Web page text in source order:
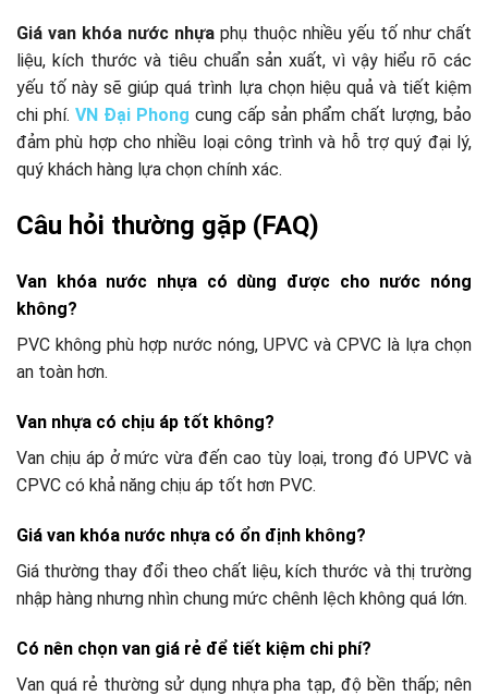
Giá van khóa nước nhựa phụ thuộc nhiều yếu tố như chất
liệu, kích thước và tiêu chuẩn sản xuất, vì vậy hiểu rõ các
yếu tố này sẽ giúp quá trình lựa chọn hiệu quả và tiết kiệm
chi phí. VN Đại Phong cung cấp sản phẩm chất lượng, bảo
đảm phù hợp cho nhiều loại công trình và hỗ trợ quý đại lý,
quý khách hàng lựa chọn chính xác.
Câu hỏi thường gặp (FAQ)
Van khóa nước nhựa có dùng được cho nước nóng
không?
PVC không phù hợp nước nóng, UPVC và CPVC là lựa chọn
an toàn hơn.
Van nhựa có chịu áp tốt không?
Van chịu áp ở mức vừa đến cao tùy loại, trong đó UPVC và
CPVC có khả năng chịu áp tốt hơn PVC.
Giá van khóa nước nhựa có ổn định không?
Giá thường thay đổi theo chất liệu, kích thước và thị trường
nhập hàng nhưng nhìn chung mức chênh lệch không quá lớn.
Có nên chọn van giá rẻ để tiết kiệm chi phí?
Van quá rẻ thường sử dụng nhựa pha tạp, độ bền thấp; nên